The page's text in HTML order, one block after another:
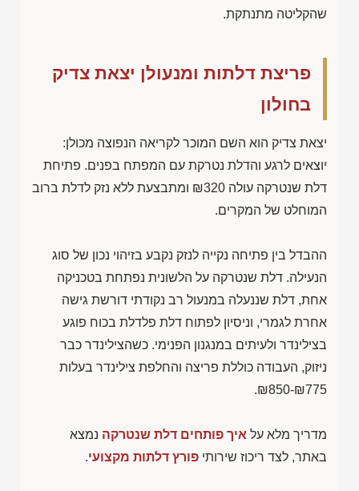
שהקליטה מתנתקת.
פריצת דלתות ומנעולן יצאת צדיק
בחולון
יצאת צדיק הוא השם המוכר לקריאה הנפוצה מכולן:
יוצאים לרגע והדלת נטרקת עם המפתח בפנים. פתיחת
דלת שנטרקה עולה ₪320 ומתבצעת ללא נזק לדלת ברוב
המוחלט של המקרים.
ההבדל בין פתיחה נקייה לנזק נקבע בזיהוי נכון של סוג
הנעילה. דלת שנטרקה על הלשונית נפתחת בטכניקה
אחת, דלת שננעלה במנעול רב נקודתי דורשת גישה
אחרת לגמרי, וניסיון לפתוח דלת פלדלת בכוח פוגע
בצילינדר ולעיתים במנגנון הפנימי. כשהצילינדר כבר
ניזוק, העבודה כוללת פריצה והחלפת צילינדר בעלות
₪850-₪775
.
מדריך מלא על איך פותחים דלת שנטרקה נמצא
באתר, לצד ריכוז שירותי פורץ דלתות מקצועי.